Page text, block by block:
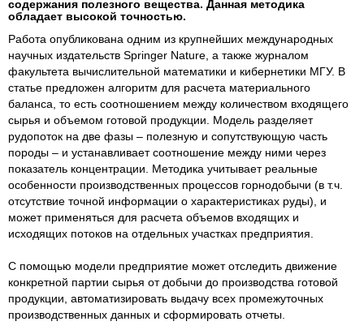
содержания полезного вещества. Данная методика
обладает высокой точностью.
Работа опубликована одним из крупнейших международных
научных издательств Springer Nature, а также журналом
факультета вычислительной математики и кибернетики МГУ. В
статье предложен алгоритм для расчета материального
баланса, то есть соотношением между количеством входящего
сырья и объемом готовой продукции. Модель разделяет
рудопоток на две фазы – полезную и сопутствующую часть
породы – и устанавливает соотношение между ними через
показатель концентрации. Методика учитывает реальные
особенности производственных процессов горнодобычи (в т.ч.
отсутствие точной информации о характеристиках руды), и
может применяться для расчета объемов входящих и
исходящих потоков на отдельных участках предприятия.
С помощью модели предприятие может отследить движение
конкретной партии сырья от добычи до производства готовой
продукции, автоматизировать выдачу всех промежуточных
производственных данных и сформировать отчеты.